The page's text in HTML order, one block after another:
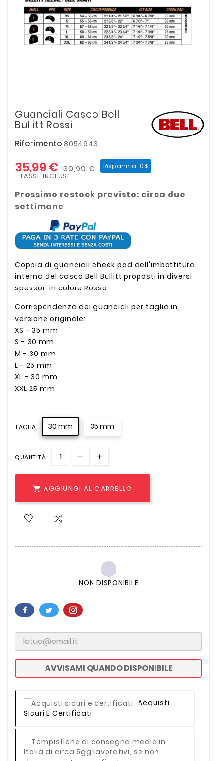
Guanciali Casco Bell
Bullitt Rossi
Riferimento 8054943
35,99 € 39,99 € Risparmia 10%
TASSE INCLUSE
Prossimo restock previsto: circa due
settimane
Coppia di guanciali cheek pad dell'imbottitura
interna del casco Bell Bullitt proposti in diversi
spessori in colore Rosso.
Corrispondenza dei guanciali per taglia in
versione originale:
XS - 35 mm
S - 30 mm
M - 30 mm
L - 25 mm
XL - 30 mm
XXL 25 mm
TAGLIA : 30 mm 35 mm
QUANTITÀ :
 AGGIUNGI AL CARRELLO
NON DISPONIBILE
AVVISAMI QUANDO DISPONIBILE
Acquisti
Sicuri E Certificati